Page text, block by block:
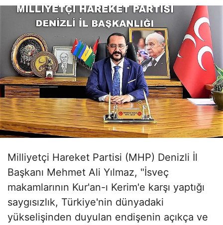
Milliyetçi Hareket Partisi (MHP) Denizli İl
Başkanı Mehmet Ali Yılmaz, "İsveç
makamlarının Kur'an-ı Kerim'e karşı yaptığı
saygısızlık, Türkiye'nin dünyadaki
yükselişinden duyulan endişenin açıkça ve